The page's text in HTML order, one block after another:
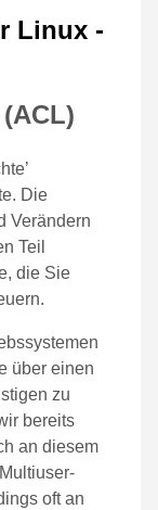
Linux -
Die
Verändern
Teil
die Sie
über einen
zu
bereits
an diesem
oft an